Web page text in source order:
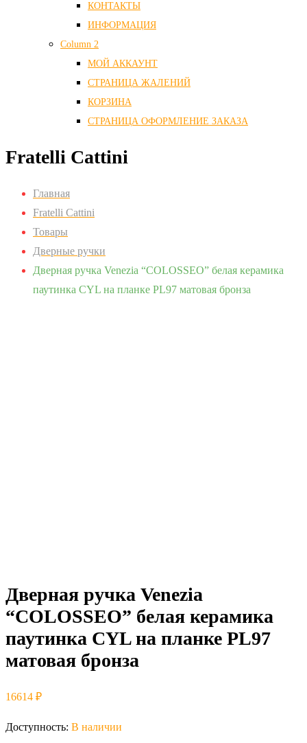
КОНТАКТЫ
ИНФОРМАЦИЯ
Column 2
МОЙ АККАУНТ
СТРАНИЦА ЖАЛЕНИЙ
КОРЗИНА
СТРАНИЦА ОФОРМЛЕНИЕ ЗАКАЗА
Fratelli Cattini
Главная
Fratelli Cattini
Товары
Дверные ручки
Дверная ручка Venezia “COLOSSEO” белая керамика
паутинка CYL на планке PL97 матовая бронза
Дверная ручка Venezia
“COLOSSEO” белая керамика
паутинка CYL на планке PL97
матовая бронза
16614 ₽
Доступность: В наличии